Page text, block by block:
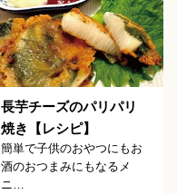
長芋チーズのパリパリ
焼き【レシピ】
簡単で子供のおやつにもお
酒のおつまみにもなるメ
ニ…